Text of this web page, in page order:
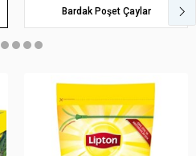
Bardak Poşet Çaylar